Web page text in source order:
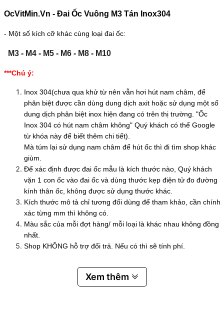
OcVitMin.Vn - Đai Ốc Vuông M3 Tán Inox304
- Một số kích cỡ khác cùng loại đai ốc:
M3- M4- M5- M6- M8- M10
***Chú ý:
Inox 304(chưa qua khử từ nên vẫn hơi hút nam châm, để
phân biệt được cần dùng dung dịch axit hoặc sử dụng một số
dung dịch phân biệt inox hiện đang có trên thị trường. "Ốc
Inox 304 có hút nam châm không" Quý khách có thể Google
từ khóa này để biết thêm chi tiết).
Mà túm lại sử dụng nam châm để hút ốc thì đi tìm shop khác
giùm.
Để xác định được đai ốc mẫu là kích thước nào, Quý khách
vặn 1 con ốc vào đai ốc và dùng thước kẹp điện tử đo đường
kính thân ốc, không được sử dụng thước khác.
Kích thước mô tả chỉ tương đối dùng để tham khảo, cần chính
xác từng mm thì không có.
Màu sắc của mỗi đợt hàng/ mỗi loại là khác nhau không đồng
nhất.
Shop KHÔNG hỗ trợ đổi trả. Nếu có thì sẽ tính phí.
Xem thêm